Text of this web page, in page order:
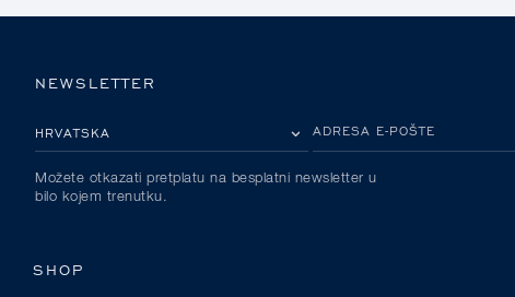
NEWSLETTER
ADRESA E-POŠTE
Možete otkazati pretplatu na besplatni newsletter u
bilo kojem trenutku.
SHOP